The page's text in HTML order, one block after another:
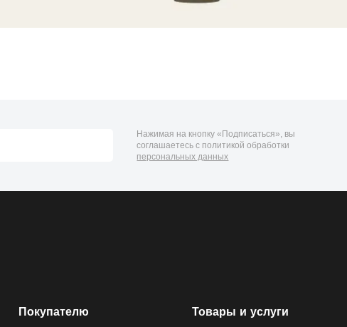
Нажимая на кнопку «Подписаться», вы
соглашаетесь с политикой обработки
персональных данных
Покупателю Товары и услуги